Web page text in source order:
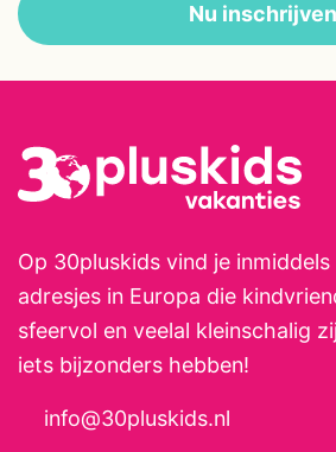
Nu
Op 30pluskids vind je
adresjes in Europa die
sfeervol en veelal kleinschalig
iets bijzonders hebben!
info@30pluskids.nl